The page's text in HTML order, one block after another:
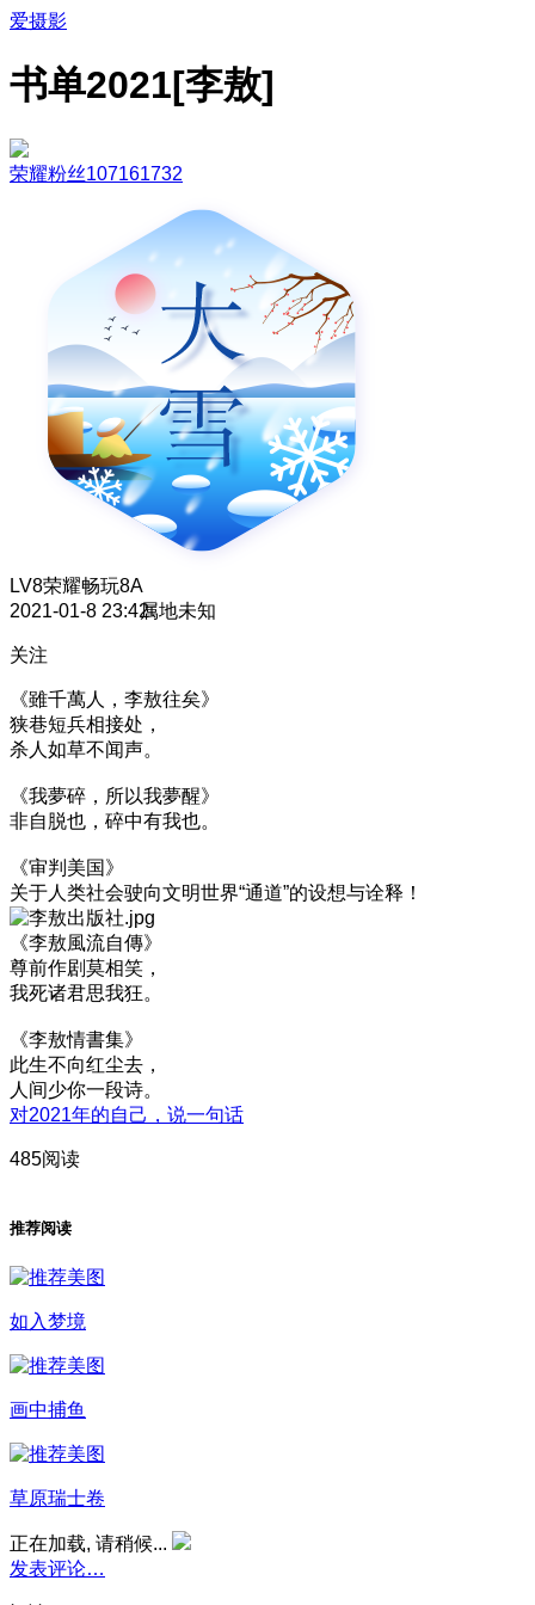
爱摄影
书单2021[李敖]
荣耀粉丝107161732
LV8荣耀畅玩8A
2021-01-8 23:42属地未知
关注
《雖千萬人，李敖往矣》
狭巷短兵相接处，
杀人如草不闻声。
《我夢碎，所以我夢醒》
非自脱也，碎中有我也。
《审判美国》
关于人类社会驶向文明世界“通道”的设想与诠释！
《李敖風流自傳》
尊前作剧莫相笑，
我死诸君思我狂。
《李敖情書集》
此生不向红尘去，
人间少你一段诗。
对2021年的自己，说一句话
485阅读
推荐阅读
如入梦境
画中捕鱼
草原瑞士卷
正在加载, 请稍候...
发表评论…